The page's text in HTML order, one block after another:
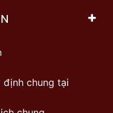
định chung tại